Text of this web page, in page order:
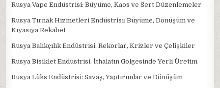
Rusya Vape Endüstrisi: Büyüme, Kaos ve Sert Düzenlemeler
Rusya Tırnak Hizmetleri Endüstrisi: Büyüme, Dönüşüm ve
Kıyasıya Rekabet
Rusya Balıkçılık Endüstrisi: Rekorlar, Krizler ve Çelişkiler
Rusya Bisiklet Endüstrisi: İthalatın Gölgesinde Yerli Üretim
Rusya Lüks Endüstrisi: Savaş, Yaptırımlar ve Dönüşüm